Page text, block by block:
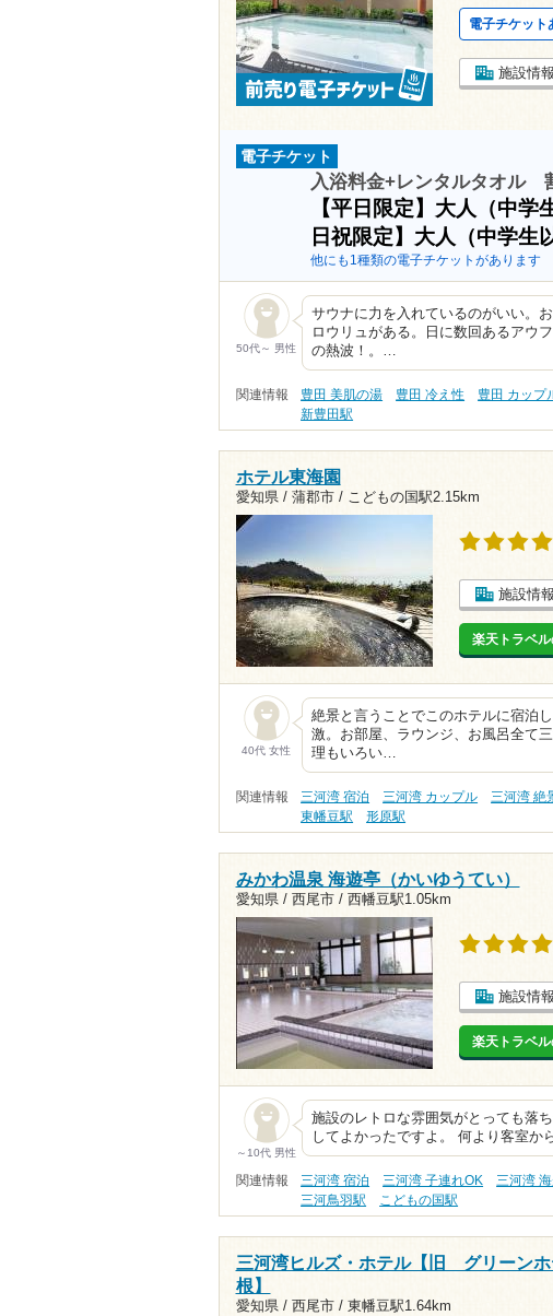
電子チケット
施設情
電子チケット
入浴料金+レンタルタオル
【平日限定】大人（中学
日祝限定】大人（中学生
他にも1種類の電子チケットがあります
50代～ 男性
サウナに力を入れているのがいい。
ロウリュがある。日に数回あるアウ
の熱波！。…
関連情報 豊田 美肌の湯 豊田 冷え性 豊田 カップ
新豊田駅
ホテル東海園
愛知県 / 蒲郡市 / こどもの国駅2.15km
施設情
楽天トラベ
40代 女性
絶景と言うことでこのホテルに宿泊
激。お部屋、ラウンジ、お風呂全て
理もいろい…
関連情報 三河湾 宿泊 三河湾 カップル 三河湾 絶
東幡豆駅
形原駅
みかわ温泉 海遊亭（かいゆうてい）
愛知県 / 西尾市 / 西幡豆駅1.05km
施設情
楽天トラベ
～10代 男性
施設のレトロな雰囲気がとっても落
してよかったですよ。 何より客室か
関連情報 三河湾 宿泊 三河湾 子連れOK 三河湾
三河鳥羽駅
こどもの国駅
三河湾ヒルズ・ホテル【旧 グリーンホ
根】
愛知県 / 西尾市 / 東幡豆駅1.64km